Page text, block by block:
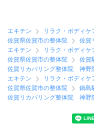
エキテン リラク・ボディケ
佐賀県佐賀市の整体院
佐賀
エキテン
リラク・ボディケ
佐賀県佐賀市の整体院
佐賀
佐賀リカバリング整体院 神野
エキテン
リラク・ボディケ
佐賀県佐賀市の整体院
鍋島
佐賀リカバリング整体院 神野